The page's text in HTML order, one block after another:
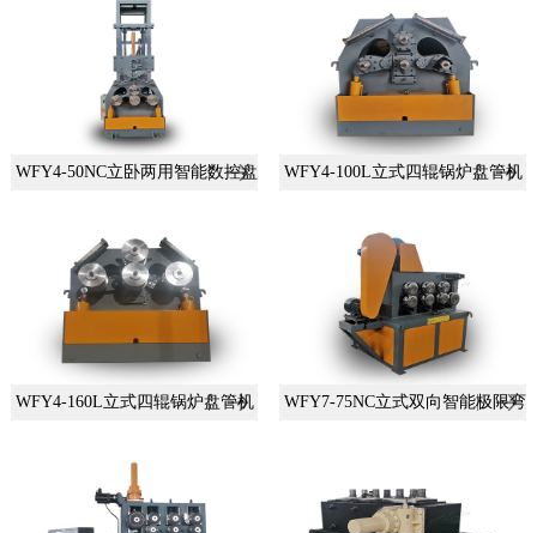
WFY4-50NC立卧两用智能数控盘管机WFY4-100L立式四辊锅炉盘管机
WFY4-160L立式四辊锅炉盘管机 WFY7-75NC立式双向智能极限弯